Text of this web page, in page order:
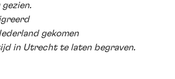
gekomen
in Utrecht te laten begraven.